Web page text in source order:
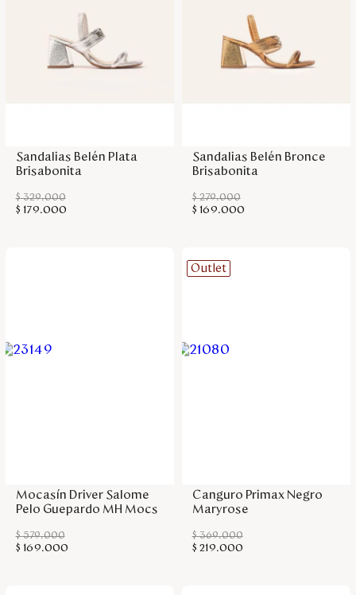
Costa Rica
Panamá
USA
Venezuela
Sandalias Belén Plata
Brisabonita
$ 329.000
$ 179.000
Sandalias Belén Bronce
Brisabonita
$ 279.000
$ 169.000
Mocasín Driver Salome
Pelo Guepardo MH Mocs
$ 579.000
$ 169.000
Outlet
Canguro Primax Negro
Maryrose
$ 369.000
$ 219.000